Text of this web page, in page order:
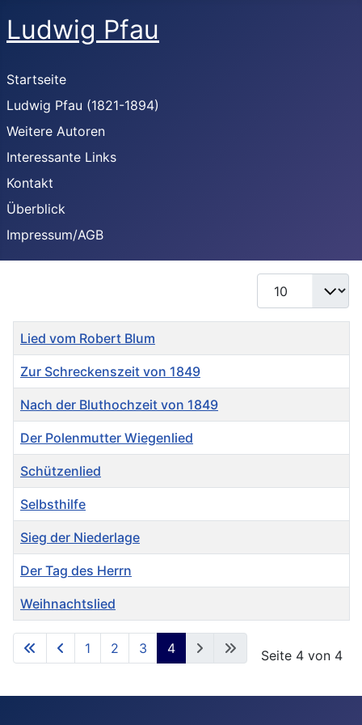
Ludwig Pfau
Startseite
Ludwig Pfau (1821-1894)
Weitere Autoren
Interessante Links
Kontakt
Überblick
Impressum/AGB
Anzeige #
Beiträge
Titel
Lied vom Robert Blum
Zur Schreckenszeit von 1849
Nach der Bluthochzeit von 1849
Der Polenmutter Wiegenlied
Schützenlied
Selbsthilfe
Sieg der Niederlage
Der Tag des Herrn
Weihnachtslied
Seite 4 von 4
1 2 3 4